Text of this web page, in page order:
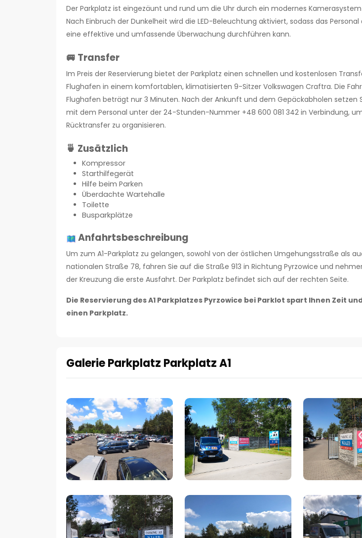
Der Parkplatz ist eingezäunt und rund um die Uhr durch ein modernes
Nach Einbruch der Dunkelheit wird die LED-Beleuchtung aktiviert, sodass das
eine effektive und umfassende Überwachung durchführen kann.
🚐 Transfer
Im Preis der Reservierung bietet der Parkplatz einen schnellen und kostenlosen
Flughafen in einem komfortablen, klimatisierten 9-Sitzer Volkswagen Craftra. Die
Flughafen beträgt nur 3 Minuten. Nach der Ankunft und dem Gepäckabholen setzen
mit dem Personal unter der 24-Stunden-Nummer +48 600 081 342 in Verbindung,
Rücktransfer zu organisieren.
🍵 Zusätzlich
Kompressor
Starthilfegerät
Hilfe beim Parken
Überdachte Wartehalle
Toilette
Busparkplätze
Anfahrtsbeschreibung
Um zum A1-Parkplatz zu gelangen, sowohl von der östlichen Umgehungsstraße als
nationalen Straße 78, fahren Sie auf die Straße 913 in Richtung Pyrzowice und
der Kreuzung die erste Ausfahrt. Der Parkplatz befindet sich auf der rechten Seite.
Die Reservierung des A1 Parkplatzes Pyrzowice bei Parklot spart Ihnen Zeit
einen Parkplatz.
Galerie Parkplatz Parkplatz A1